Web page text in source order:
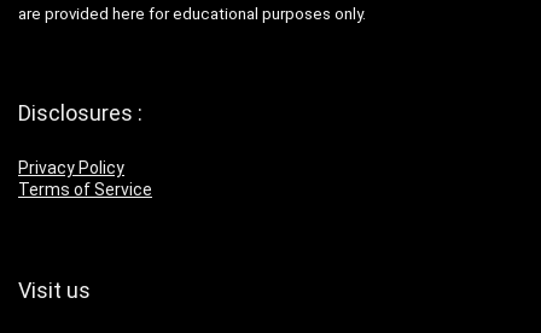
are provided here for educational purposes only.
Disclosures :
Privacy Policy
Terms of Service
Visit us